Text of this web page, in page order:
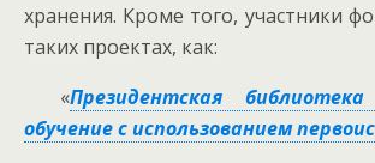
хранения. Кроме того, участники
таких проектах, как:
«Президентская
обучение с использованием